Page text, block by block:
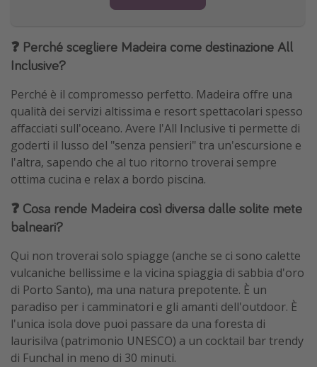
❓ Perché scegliere Madeira come destinazione All
Inclusive?
Perché è il compromesso perfetto. Madeira offre una
qualità dei servizi altissima e resort spettacolari spesso
affacciati sull'oceano. Avere l'All Inclusive ti permette di
goderti il lusso del "senza pensieri" tra un'escursione e
l'altra, sapendo che al tuo ritorno troverai sempre
ottima cucina e relax a bordo piscina.
❓ Cosa rende Madeira così diversa dalle solite mete
balneari?
Qui non troverai solo spiagge (anche se ci sono calette
vulcaniche bellissime e la vicina spiaggia di sabbia d'oro
di Porto Santo), ma una natura prepotente. È un
paradiso per i camminatori e gli amanti dell'outdoor. È
l'unica isola dove puoi passare da una foresta di
laurisilva (patrimonio UNESCO) a un cocktail bar trendy
di Funchal in meno di 30 minuti.